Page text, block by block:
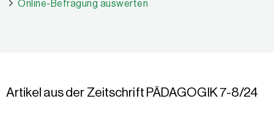
Online-Befragung auswerten
Artikel aus der Zeitschrift PÄDAGOGIK 7-8/24